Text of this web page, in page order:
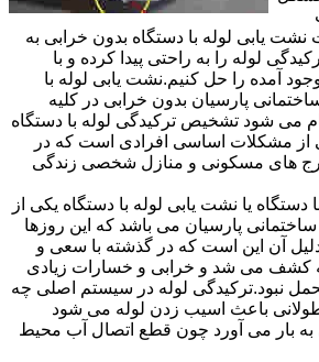
یابی لوله با دستگاه بدون خرابی به
لوله را به راحتی پیدا کرده و با
آمده را حل کنیم.نشت یابی لوله با
پارسیان بدون خرابی در کلیه
می شود تشخیص ترکیدگی لوله با دستگاه
از مشکلات اساسی افرادی است که در
های مسکونی و منازل شخصی زندگی
یا نشت یابی لوله با دستگاه یکی از
پارسیان می باشد که این روزها
دلیل آن این است که در گذشته با سعی و
کشف می شد و خرابی و خسارات زیادی
نبود.ترکیدگی لوله در سیستم اصلی چه
طولانی باعث اسیب زدن لوله می شود
به بار می آورد چون قطع اتصال آب محیط